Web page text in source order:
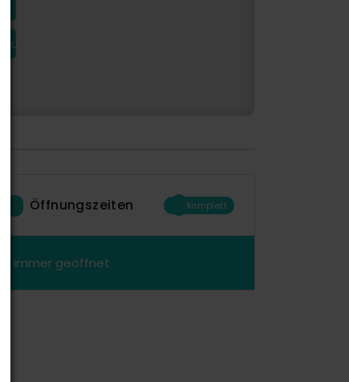
Öffnungszeiten Komplett
Immer geöffnet